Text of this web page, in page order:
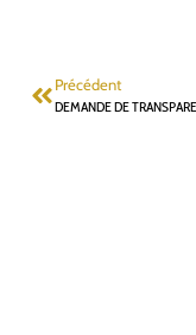
Précédent